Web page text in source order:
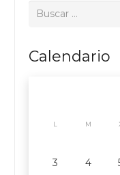
Buscar:
Calendario
L M
3
4